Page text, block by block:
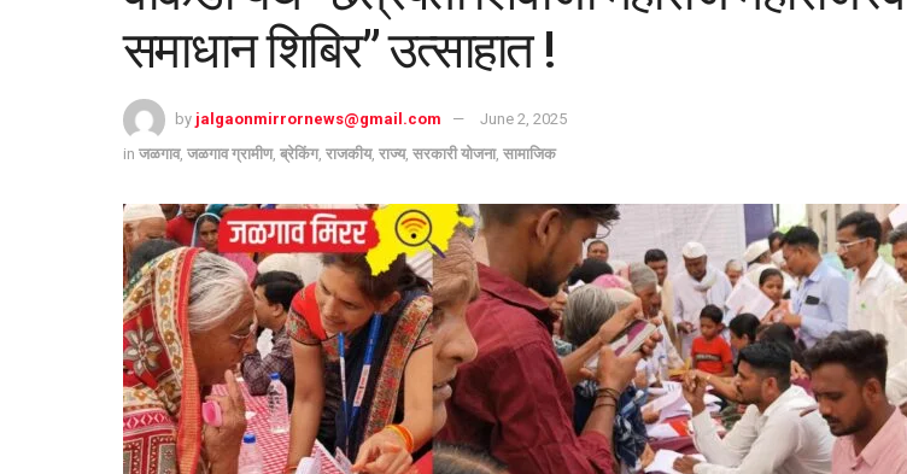
समाधान शिबिर” उत्साहात !
by jalgaonmirrornews@gmail.com
June 2, 2025
in जळगाव, जळगाव ग्रामीण, ब्रेकिंग, राजकीय, राज्य, सरकारी योजना, सामाजिक